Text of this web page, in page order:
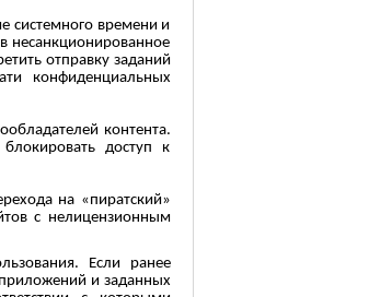
системного времени и
несанкционированное
отправку заданий
конфиденциальных
контента.
доступ к
на «пиратский»
с нелицензионным
Если ранее
и заданных